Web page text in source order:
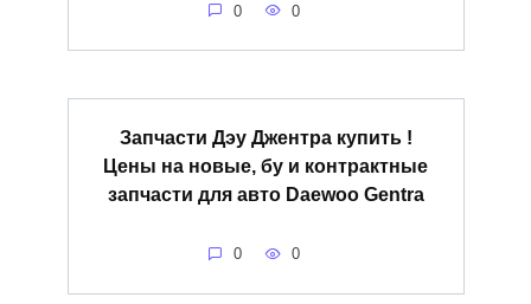
0 0
Запчасти Дэу Джентра купить !
Цены на новые, бу и контрактные
запчасти для авто Daewoo Gentra
0 0